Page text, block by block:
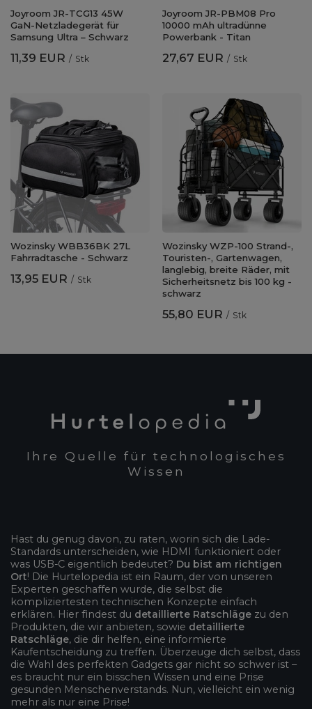
Joyroom JR-TCG13 45W
GaN-Netzladegerät für
Samsung Ultra – Schwarz
11,39 EUR / Stk
Joyroom JR-PBM08 Pro
10000 mAh ultradünne
Powerbank - Titan
27,67 EUR / Stk
Wozinsky WBB36BK 27L
Fahrradtasche - Schwarz
13,95 EUR / Stk
Wozinsky WZP-100 Strand-,
Touristen-, Gartenwagen,
langlebig, breite Räder, mit
Sicherheitsnetz bis 100 kg -
schwarz
55,80 EUR / Stk
Ihre Quelle für technologisches
Wissen
Hast du genug davon, zu raten, worin sich die Lade-
Standards unterscheiden, wie HDMI funktioniert oder
was USB-C eigentlich bedeutet? Du bist am richtigen
Ort! Die Hurtelopedia ist ein Raum, der von unseren
Experten geschaffen wurde, die selbst die
kompliziertesten technischen Konzepte einfach
erklären. Hier findest du detaillierte Ratschläge zu den
Produkten, die wir anbieten, sowie detaillierte
Ratschläge, die dir helfen, eine informierte
Kaufentscheidung zu treffen. Überzeuge dich selbst, dass
die Wahl des perfekten Gadgets gar nicht so schwer ist –
es braucht nur ein bisschen Wissen und eine Prise
gesunden Menschenverstands. Nun, vielleicht ein wenig
mehr als nur eine Prise!